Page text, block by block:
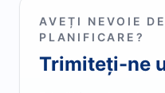
AVEȚI NEVOIE
PLANIFICARE?
Trimiteți-ne